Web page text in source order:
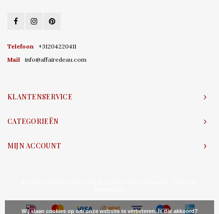
Telefoon
+31204220411
Mail
info@affairedeau.com
KLANTENSERVICE
CATEGORIEËN
MIJN ACCOUNT
Wij slaan cookies op om onze website te verbeteren. Is dat akkoord?